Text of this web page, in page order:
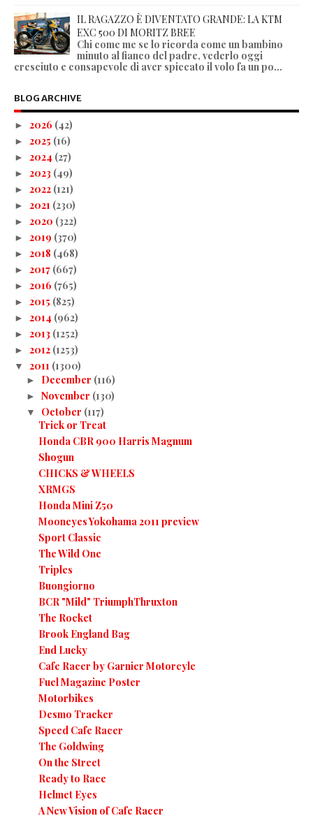
IL RAGAZZO È DIVENTATO GRANDE: LA KTM
EXC 500 DI MORITZ BREE
Chi come me se lo ricorda come un bambino
minuto al fianco del padre, vederlo oggi
cresciuto e consapevole di aver spiccato il volo fa un po...
BLOG ARCHIVE
► 2026 (42)
► 2025 (16)
► 2024 (27)
► 2023 (49)
► 2022 (121)
► 2021 (230)
► 2020 (322)
► 2019 (370)
► 2018 (468)
► 2017 (667)
► 2016 (765)
► 2015 (825)
► 2014 (962)
► 2013 (1252)
► 2012 (1253)
▼ 2011 (1300)
► December (116)
► November (130)
▼ October (117)
Trick or Treat
Honda CBR 900 Harris Magnum
Shogun
CHICKS & WHEELS
XRMGS
Honda Mini Z50
Mooneyes Yokohama 2011 preview
Sport Classic
The Wild One
Triples
Buongiorno
BCR "Mild" TriumphThruxton
The Rocket
Brook England Bag
End Lucky
Cafe Racer by Garnier Motorcyle
Fuel Magazine Poster
Motorbikes
Desmo Tracker
Speed Cafe Racer
The Goldwing
On the Street
Ready to Race
Helmet Eyes
A New Vision of Cafe Racer